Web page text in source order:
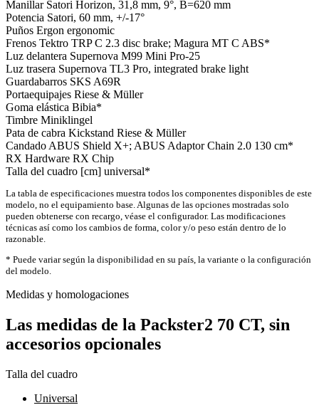
Manillar Satori Horizon, 31,8 mm, 9°, B=620 mm
Potencia Satori, 60 mm, +/-17°
Puños Ergon ergonomic
Frenos Tektro TRP C 2.3 disc brake; Magura MT C ABS*
Luz delantera Supernova M99 Mini Pro-25
Luz trasera Supernova TL3 Pro, integrated brake light
Guardabarros SKS A69R
Portaequipajes Riese & Müller
Goma elástica Bibia*
Timbre Miniklingel
Pata de cabra Kickstand Riese & Müller
Candado ABUS Shield X+; ABUS Adaptor Chain 2.0 130 cm*
RX Hardware RX Chip
Talla del cuadro [cm] universal*
La tabla de especificaciones muestra todos los componentes disponibles de este
modelo, no el equipamiento base. Algunas de las opciones mostradas solo
pueden obtenerse con recargo, véase el configurador. Las modificaciones
técnicas así como los cambios de forma, color y/o peso están dentro de lo
razonable.
* Puede variar según la disponibilidad en su país, la variante o la configuración
del modelo.
Medidas y homologaciones
Las medidas de la Packster2 70 CT, sin
accesorios opcionales
Talla del cuadro
Universal